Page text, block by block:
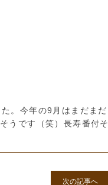
。今年の9月はまだまだ
うです（笑）長寿番付そ
次の記事へ